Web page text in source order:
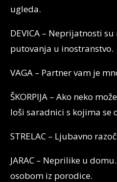
ugleda.
DEVICA – Neprijatnosti
putovanja u inostranstvo.
VAGA – Partner vam je
ŠKORPIJA – Ako neko
loši saradnici s kojima se
STRELAC – Ljubavno
JARAC – Neprilike u
osobom iz porodice.